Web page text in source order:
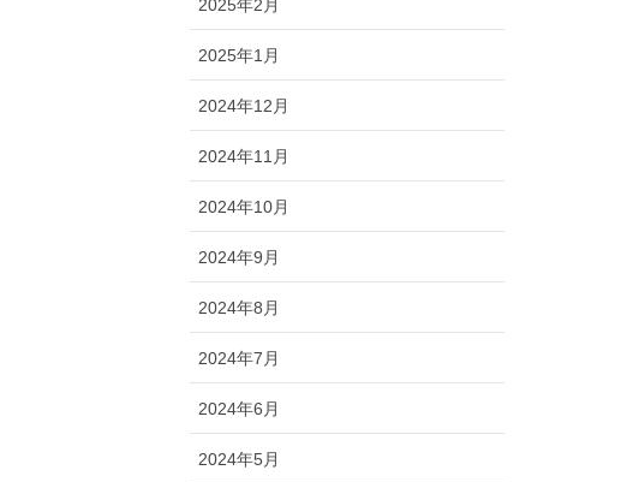
2025年2月
2025年1月
2024年12月
2024年11月
2024年10月
2024年9月
2024年8月
2024年7月
2024年6月
2024年5月